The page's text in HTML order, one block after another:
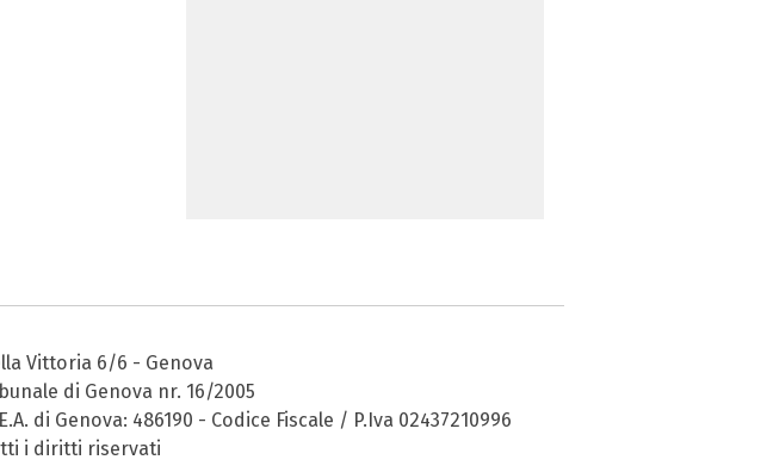
Vittoria 6/6 - Genova
di Genova nr. 16/2005
di Genova: 486190 - Codice Fiscale / P.Iva 02437210996
i diritti riservati